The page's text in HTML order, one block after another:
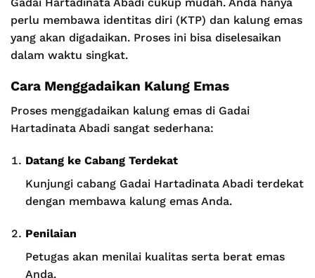
perlu membawa identitas diri (KTP) dan kalung emas
yang akan digadaikan. Proses ini bisa diselesaikan
dalam waktu singkat.
Cara Menggadaikan Kalung Emas
Proses menggadaikan kalung emas di Gadai
Hartadinata Abadi sangat sederhana:
Datang ke Cabang Terdekat
Kunjungi cabang Gadai Hartadinata Abadi terdekat
dengan membawa kalung emas Anda.
Penilaian
Petugas akan menilai kualitas serta berat emas
Anda.